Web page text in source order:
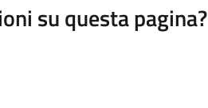
su questa pagina?